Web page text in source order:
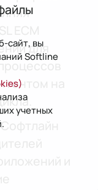
ECM
для
на
и
сайт, вы
Softline
учетных